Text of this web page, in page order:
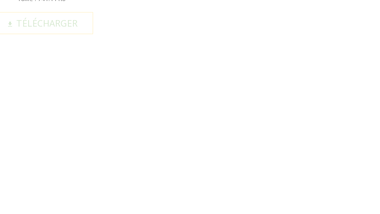
TÉLÉCHARGER